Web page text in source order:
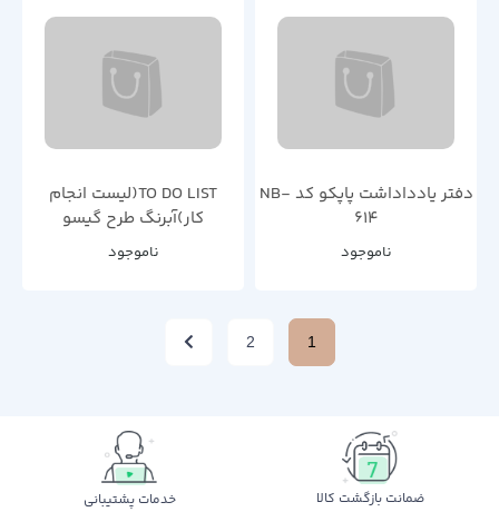
دفتر یادداداشت پاپکو کد NB-
614
ناموجود
TO DO LIST(لیست انجام
کار)آبرنگ طرح گیسو
ناموجود
1
2
ضمانت بازگشت کالا خدمات پشتیبانی